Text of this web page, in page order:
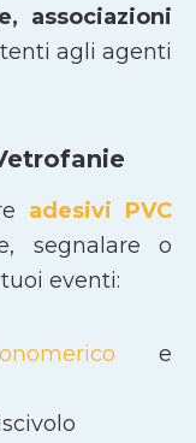
associazioni
agli agenti
adesivi PVC
segnalare o
eventi:
e